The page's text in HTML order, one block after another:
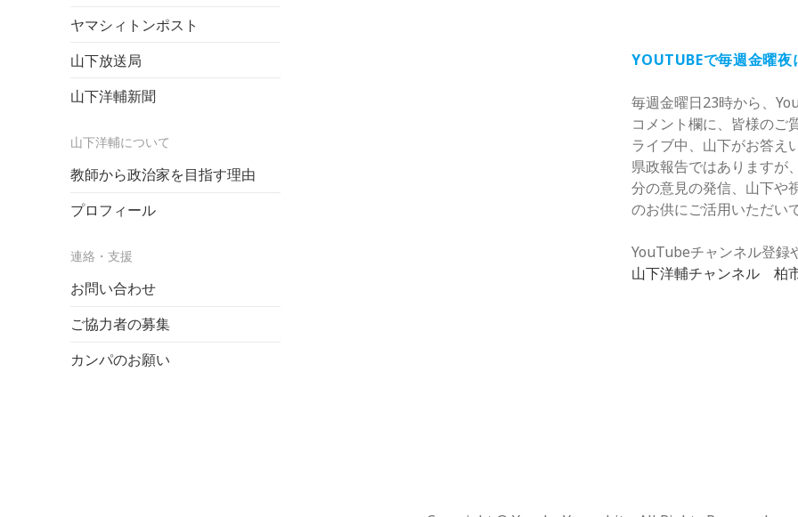
ヤマシィトンポスト
山下放送局
山下洋輔新聞
山下洋輔について
教師から政治家を目指す理由
プロフィール
連絡・支援
お問い合わせ
ご協力者の募集
カンパのお願い
YOUTUBEで毎週金曜夜
毎週金曜日23時から、
コメント欄に、皆様のご
ライブ中、山下がお答え
県政報告ではありますが
分の意見の発信、山下や
のお供にご活用いただい
YouTubeチャンネル登録
山下洋輔チャンネル 柏